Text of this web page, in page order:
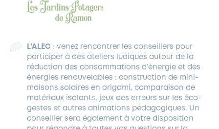
L’ALEC : venez rencontrer les conseillers pour
participer à des ateliers ludiques autour de la
réduction des consommations d’énergie et des
énergies renouvelables : construction de mini-
maisons solaires en origami, comparaison de
matériaux isolants, jeux des erreurs sur les éco-
gestes et autres animations pédagogiques. Un
conseiller sera également à votre disposition